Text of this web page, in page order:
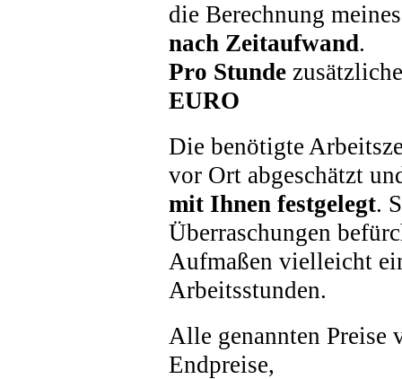
die Berechnung
nach Zeitaufwand.
Pro Stunde
EURO
Die benötigte
vor Ort abgeschätzt
mit Ihnen festgelegt.
Überraschungen
Aufmaßen vielleicht
Arbeitsstunden.
Alle genannten Preise
Endpreise,